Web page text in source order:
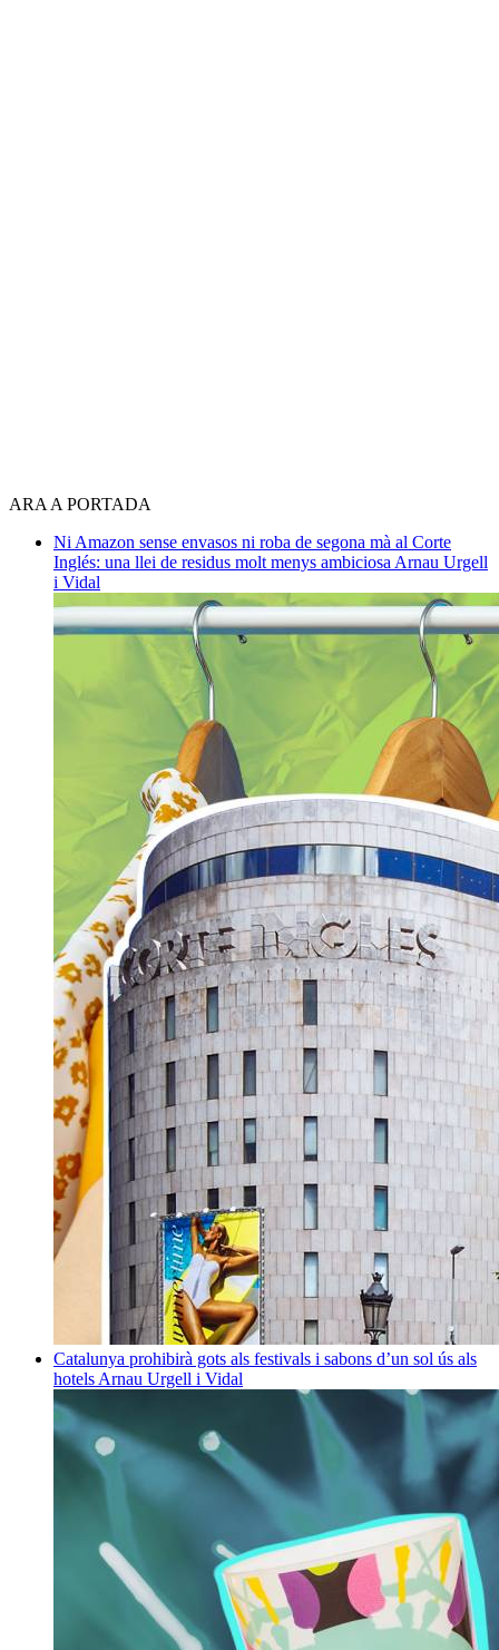
ARA A PORTADA
Ni Amazon sense envasos ni roba de segona mà al Corte
Inglés: una llei de residus molt menys ambiciosa Arnau Urgell
i Vidal
Catalunya prohibirà gots als festivals i sabons d’un sol ús als
hotels Arnau Urgell i Vidal